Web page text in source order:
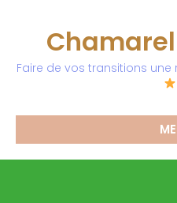
Faire de vos transitions